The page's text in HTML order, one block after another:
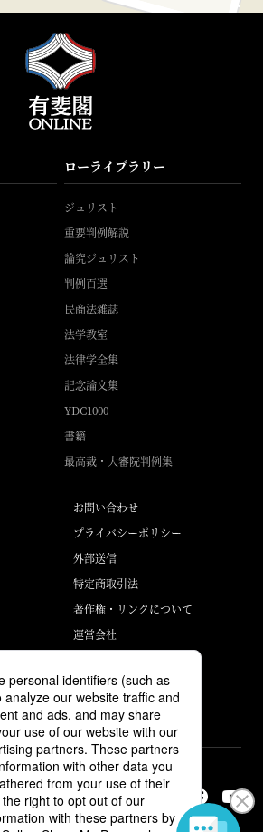
ローライブラリー
ジュリスト
重要判例解説
論究ジュリスト
判例百選
民商法雑誌
法学教室
法律学全集
記念論文集
YDC1000
書籍
最高裁・大審院判例集
お問い合わせ
プライバシーポリシー
外部送信
特定商取引法
著作権・リンクについて
運営会社